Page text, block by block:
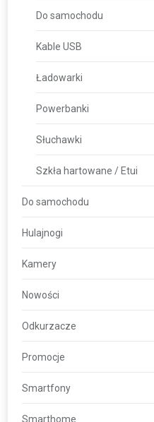
Do samochodu
Kable USB
Ładowarki
Powerbanki
Słuchawki
Szkła hartowane / Etui
Do samochodu
Hulajnogi
Kamery
Nowości
Odkurzacze
Promocje
Smartfony
Smarthome